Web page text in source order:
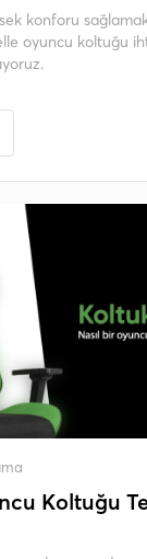
konforu
oyuncu koltuğu
Koltuğu